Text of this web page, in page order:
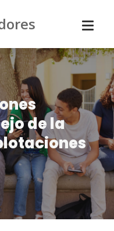
de la